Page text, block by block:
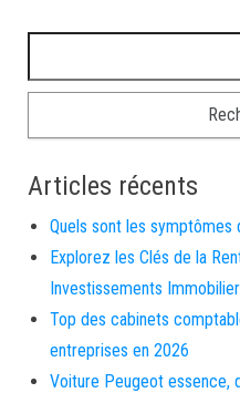
Articles récents
Quels sont les symptômes
Explorez les Clés de la
Investissements
Top des cabinets
entreprises en 2026
Voiture Peugeot essence,